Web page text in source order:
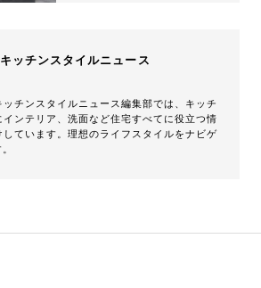
ッチンスタイルニュース
ッチンスタイルニュース編集部では、キッチ
インテリア、洗面など住宅すべてに役立つ情
しています。理想のライフスタイルをナビゲ